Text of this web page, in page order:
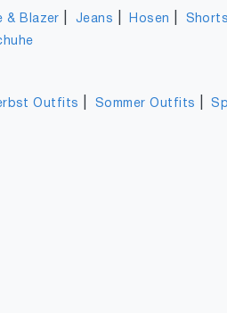
& Blazer Jeans Hosen Shorts
Outfits Sommer Outfits |